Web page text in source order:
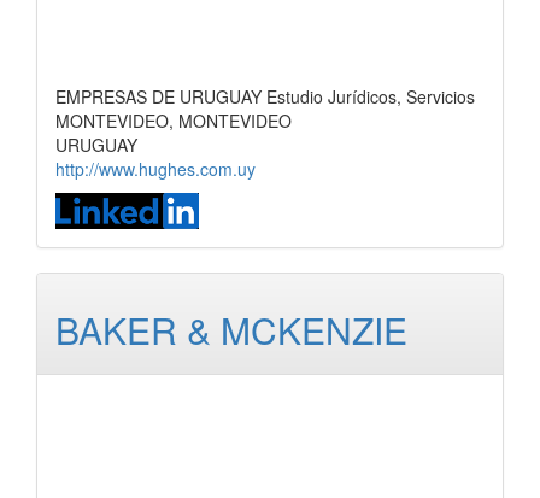
EMPRESAS DE URUGUAY Estudio Jurídicos, Servicios
MONTEVIDEO, MONTEVIDEO
URUGUAY
http://www.hughes.com.uy
BAKER & MCKENZIE